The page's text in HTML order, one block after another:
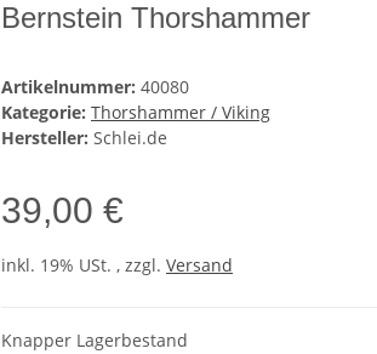
Bernstein Thorshammer
Artikelnummer: 40080
Kategorie: Thorshammer / Viking
Hersteller: Schlei.de
39,00 €
inkl. 19% USt. , zzgl. Versand
Knapper Lagerbestand